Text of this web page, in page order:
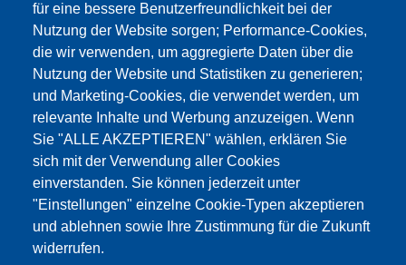
für eine bessere Benutzerfreundlichkeit bei der
Nutzung der Website sorgen; Performance-Cookies,
die wir verwenden, um aggregierte Daten über die
Nutzung der Website und Statistiken zu generieren;
und Marketing-Cookies, die verwendet werden, um
relevante Inhalte und Werbung anzuzeigen. Wenn
Sie "ALLE AKZEPTIEREN" wählen, erklären Sie
sich mit der Verwendung aller Cookies
einverstanden. Sie können jederzeit unter
"Einstellungen" einzelne Cookie-Typen akzeptieren
und ablehnen sowie Ihre Zustimmung für die Zukunft
widerrufen.
Этот материал заблокирован, потому что
файлы cookie Google Maps не были приняты.
НЕОБХОДИМО ПРИНЯТЬ ТОЛЬКО
ФАЙЛЫ COOKIE GOOGLE MAPS.
Alle Cookies akzeptieren